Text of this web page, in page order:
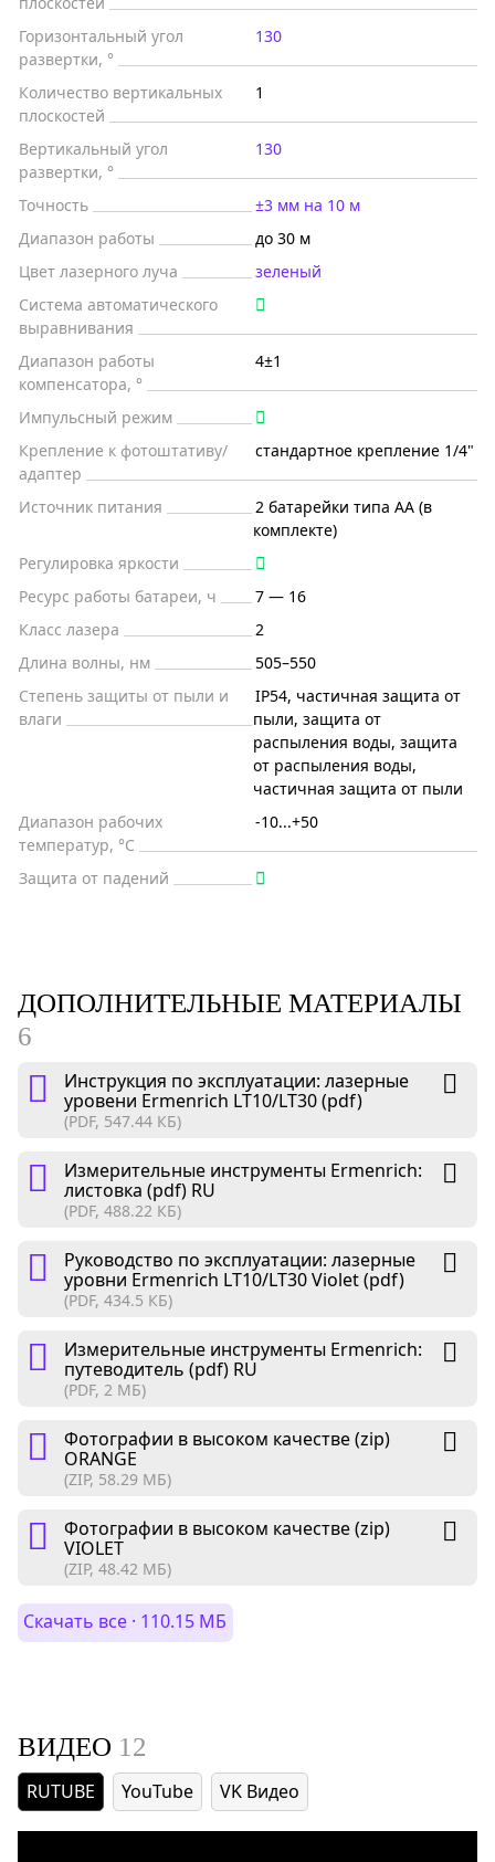
Горизонтальный угол
развертки, °
130
Количество вертикальных
плоскостей
1
Вертикальный угол
развертки, °
130
Точность
±3 мм на 10 м
Диапазон работы
до 30 м
Цвет лазерного луча
зеленый
Система автоматического
выравнивания
Диапазон работы
компенсатора, °
4±1
Импульсный режим
Крепление к фотоштативу/
адаптер
стандартное крепление 1/4"
Источник питания
2 батарейки типа АА (в
комплекте)
Регулировка яркости
Ресурс работы батареи, ч
7 — 16
Класс лазера
2
Длина волны, нм
505–550
Степень защиты от пыли и
влаги
IP54, частичная защита от
пыли, защита от
распыления воды, защита
от распыления воды,
частичная защита от пыли
Диапазон рабочих
температур, °С
-10...+50
Защита от падений
ДОПОЛНИТЕЛЬНЫЕ МАТЕРИАЛЫ
6
Инструкция по эксплуатации: лазерные
уровени Ermenrich LT10/LT30 (pdf)
(PDF, 547.44 КБ)
Измерительные инструменты Ermenrich:
листовка (pdf) RU
(PDF, 488.22 КБ)
Руководство по эксплуатации: лазерные
уровни Ermenrich LT10/LT30 Violet (pdf)
(PDF, 434.5 КБ)
Измерительные инструменты Ermenrich:
путеводитель (pdf) RU
(PDF, 2 МБ)
Фотографии в высоком качестве (zip)
ORANGE
(ZIP, 58.29 МБ)
Фотографии в высоком качестве (zip)
VIOLET
(ZIP, 48.42 МБ)
Скачать все · 110.15 МБ
ВИДЕО 12
RUTUBE YouTube VK Видео